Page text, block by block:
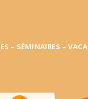
– SÉMINAIRES –